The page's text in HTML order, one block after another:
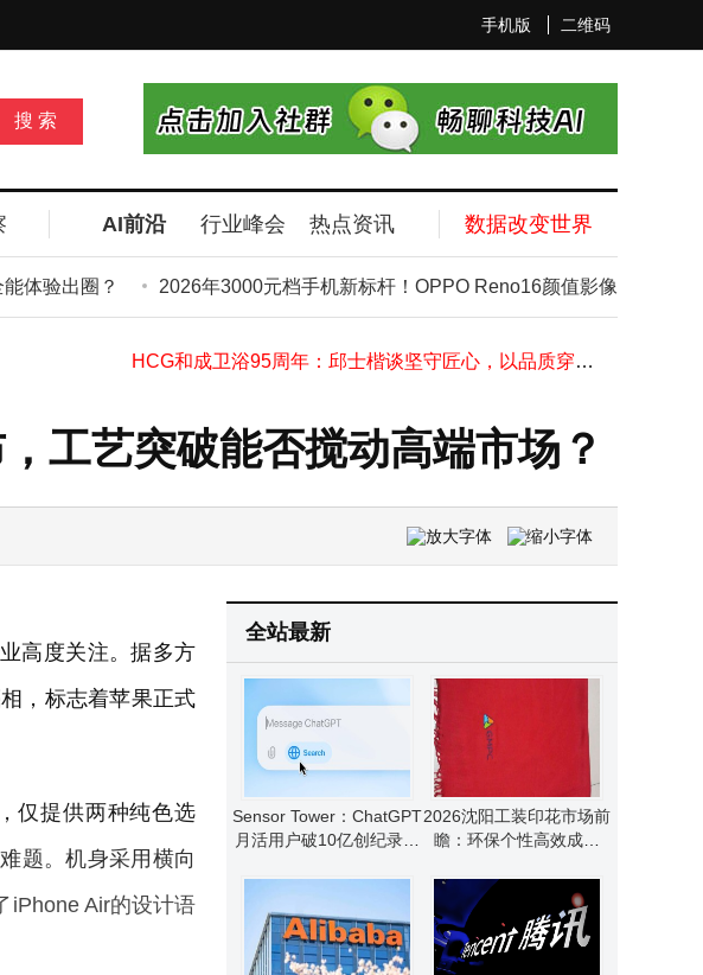
手机版 二维码
AI前沿 行业峰会 热点资讯 数据改变世界
验出圈？ 2026年3000元档手机新标杆！OPPO Reno16颜值影像双在线成首
199元诺基亚新机上架即售罄！内置“微聊”功能成老人儿童新宠
HCG和成卫浴95周年：邱士楷谈坚守匠心，以品质穿越周期引领行业新发展
安卓iPhone文件互传壁垒打破！多品牌旗舰机型已支持Quick Share功能
一加Turbo 6X系列新机6月来袭：高刷屏配8K大电池，性能续航双升级
2026年6月高颜值手机大盘点！这几款设计惊艳，性能与颜值并存
工艺突破能否搅动高端市场？
高度关注。据多方
，标志着苹果正式
仅提供两种纯色选
题。机身采用横向
iPhone Air的设计语
全站最新
Sensor Tower：ChatGPT
月活用户破10亿创纪录，
2026沈阳工装印花市场前
瞻：环保个性高效成新